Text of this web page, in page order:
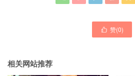
 赞(0)
相关网站推荐